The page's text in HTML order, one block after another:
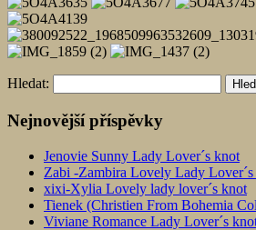
Hledat:
Nejnovější příspěvky
Jenovie Sunny Lady Lover´s knot
Zabi -Zambira Lovely Lady
xixi-Xylia Lovely lady lover´s knot
Tienek (Christien From Bohemia
Viviane Romance Lady Lover´s